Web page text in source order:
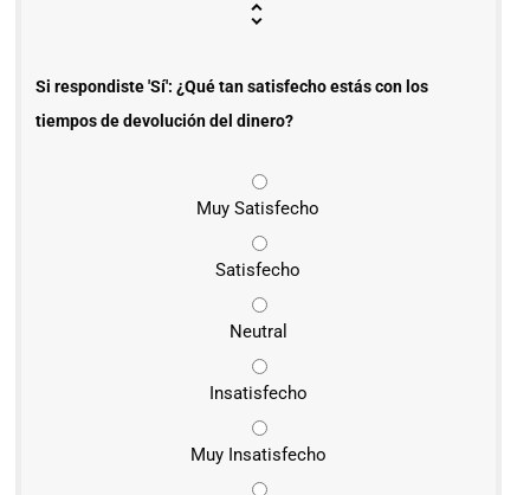
Si respondiste 'Sí': ¿Qué tan satisfecho estás con los
tiempos de devolución del dinero?
Muy Satisfecho
Satisfecho
Neutral
Insatisfecho
Muy Insatisfecho